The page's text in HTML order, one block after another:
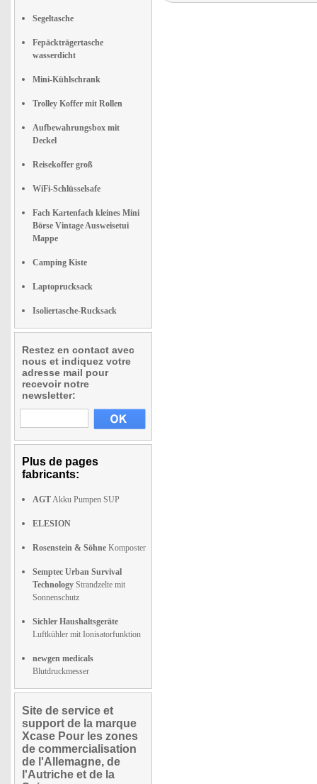
Segeltasche
Fepäckträgertasche
wasserdicht
Mini-Kühlschrank
Trolley Koffer mit Rollen
Aufbewahrungsbox mit
Deckel
Reisekoffer groß
WiFi-Schlüsselsafe
Fach Kartenfach kleines Mini
Börse Vintage Ausweisetui
Mappe
Camping Kiste
Laptoprucksack
Isoliertasche-Rucksack
Restez en contact avec
nous et indiquez votre
adresse mail pour
recevoir notre
newsletter:
Plus de pages
fabricants:
AGTAkku Pumpen SUP
ELESION
Rosenstein & Söhne Komposter
Semptec Urban Survival
Technology Strandzelte mit
Sonnenschutz
Sichler Haushaltsgeräte
Luftkühler mit Ionisatorfunktion
newgen medicals
Blutdruckmesser
Site de service et
support de la marque
Xcase Pour les zones
de commercialisation
de l'Allemagne, de
l'Autriche et de la